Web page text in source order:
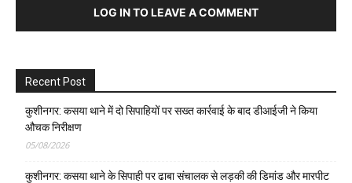
LOG IN TO LEAVE A COMMENT
Recent Post
कुशीनगर: कसया थाने में दो सिपाहियों पर सख्त कार्रवाई के बाद डीआईजी ने किया
औचक निरीक्षण
05/08/2026
कुशीनगर: कसया थाने के सिपाही पर ढाबा संचालक से लड़की की डिमांड और मारपीट